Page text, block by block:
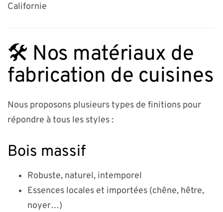
Californie
🛠️ Nos matériaux de
fabrication de cuisines
Nous proposons plusieurs types de finitions pour
répondre à tous les styles :
Bois massif
Robuste, naturel, intemporel
Essences locales et importées (chêne, hêtre,
noyer…)